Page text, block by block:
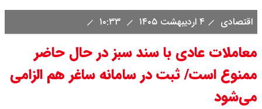
به تنگه هرمز را کلید زدند + جزییات
اقتصادی ۴ اردیبهشت ۱۴۰۵
معاملات عادی با سند سبز در حال حاضر
ممنوع است/ ثبت در سامانه ساغر هم الزامی
می‌شود